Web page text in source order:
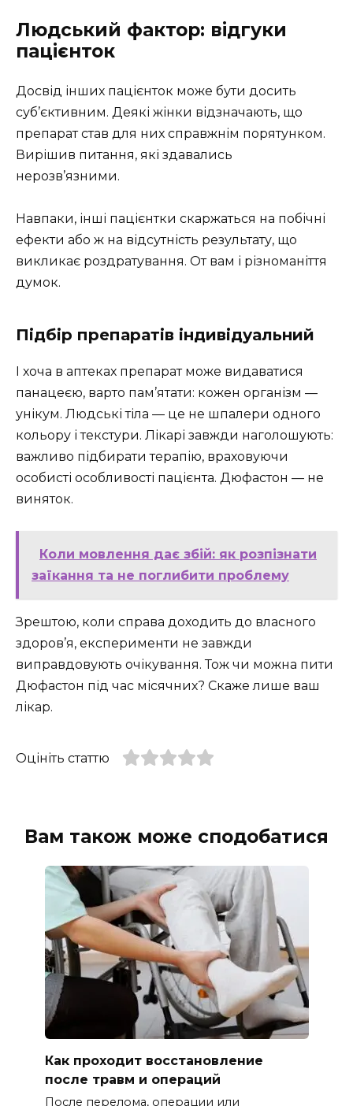
Людський фактор: відгуки
пацієнток
Досвід інших пацієнток може бути досить
суб’єктивним. Деякі жінки відзначають, що
препарат став для них справжнім порятунком.
Вирішив питання, які здавались
нерозв’язними.
Навпаки, інші пацієнтки скаржаться на побічні
ефекти або ж на відсутність результату, що
викликає роздратування. От вам і різноманіття
думок.
Підбір препаратів індивідуальний
І хоча в аптеках препарат може видаватися
панацеєю, варто пам’ятати: кожен організм —
унікум. Людські тіла — це не шпалери одного
кольору і текстури. Лікарі завжди наголошують:
важливо підбирати терапію, враховуючи
особисті особливості пацієнта. Дюфастон — не
виняток.
Коли мовлення дає збій: як розпізнати
заїкання та не поглибити проблему
Зрештою, коли справа доходить до власного
здоров’я, експерименти не завжди
виправдовують очікування. Тож чи можна пити
Дюфастон під час місячних? Скаже лише ваш
лікар.
Оцініть статтю
Вам також може сподобатися
Как проходит восстановление
после травм и операций
После перелома, операции или